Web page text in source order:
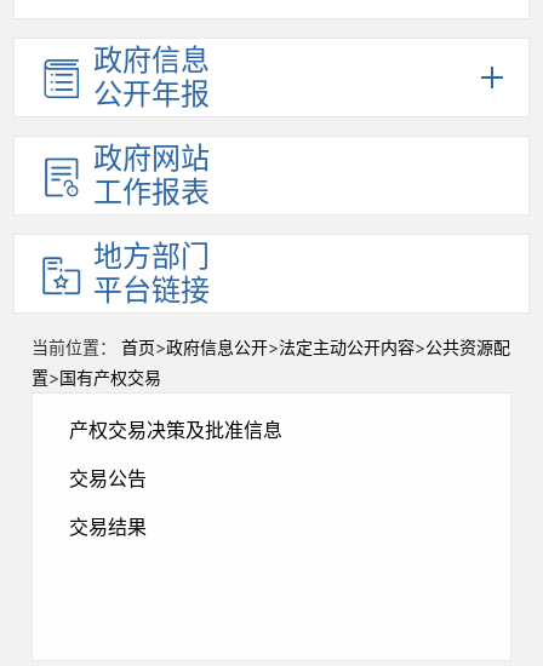
政府信息
公开年报
政府网站
工作报表
地方部门
平台链接
当前位置： 首页>政府信息公开>法定主动公开内容>公共资源配
置>国有产权交易
产权交易决策及批准信息
交易公告
交易结果